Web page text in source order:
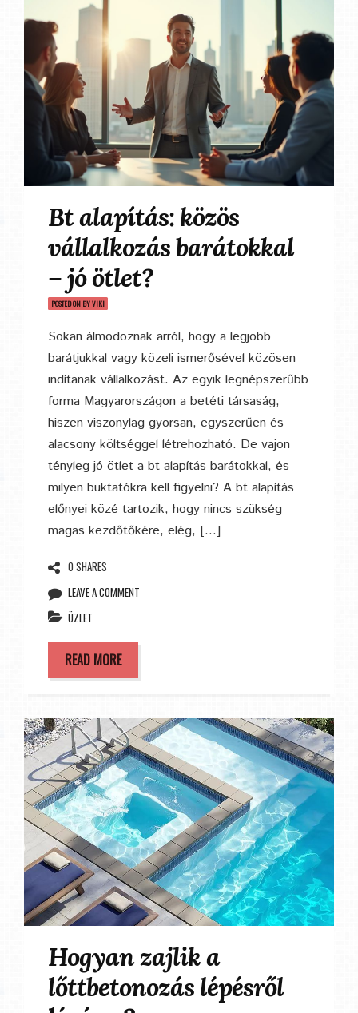
Bt alapítás: közös
vállalkozás barátokkal
– jó ötlet?
POSTED ON BYVIKI
Sokan álmodoznak arról, hogy a legjobb
barátjukkal vagy közeli ismerősével közösen
indítanak vállalkozást. Az egyik legnépszerűbb
forma Magyarországon a betéti társaság,
hiszen viszonylag gyorsan, egyszerűen és
alacsony költséggel létrehozható. De vajon
tényleg jó ötlet a bt alapítás barátokkal, és
milyen buktatókra kell figyelni? A bt alapítás
előnyei közé tartozik, hogy nincs szükség
magas kezdőtőkére, elég, […]
0 SHARES
LEAVE A COMMENT
ÜZLET
READ MORE
Hogyan zajlik a
lőttbetonozás lépésről